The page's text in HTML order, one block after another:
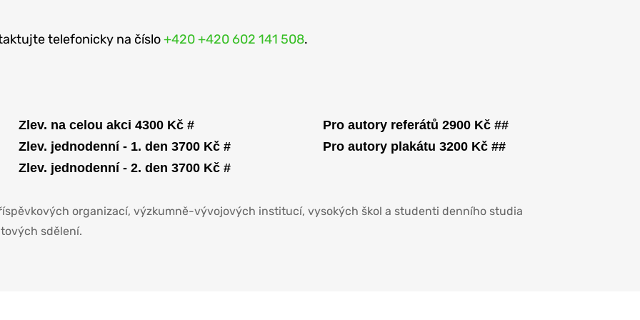
telefonicky na číslo+420 +420 602 141 508.
Zlev. na celou akci 4300 Kč #
Zlev. jednodenní - 1. den 3700 Kč #
Zlev. jednodenní - 2. den 3700 Kč #
Pro autory referátů 2900 Kč ##
Pro autory plakátu 3200 Kč ##
organizací, výzkumně-vývojových institucí, vysokých škol a studenti denního studia
sdělení.